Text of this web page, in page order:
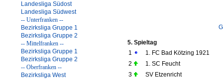
Landesliga Südost
Landesliga Südwest
-- Unterfranken --
Bezirksliga Gruppe 1
Bezirksliga Gruppe 2
-- Mittelfranken --
Bezirksliga Gruppe 1
Bezirksliga Gruppe 2
-- Oberfranken --
Bezirksliga West
5. Spieltag
1
1. FC Bad Kötzing 1921
2
1. SC Feucht
3
SV Etzenricht